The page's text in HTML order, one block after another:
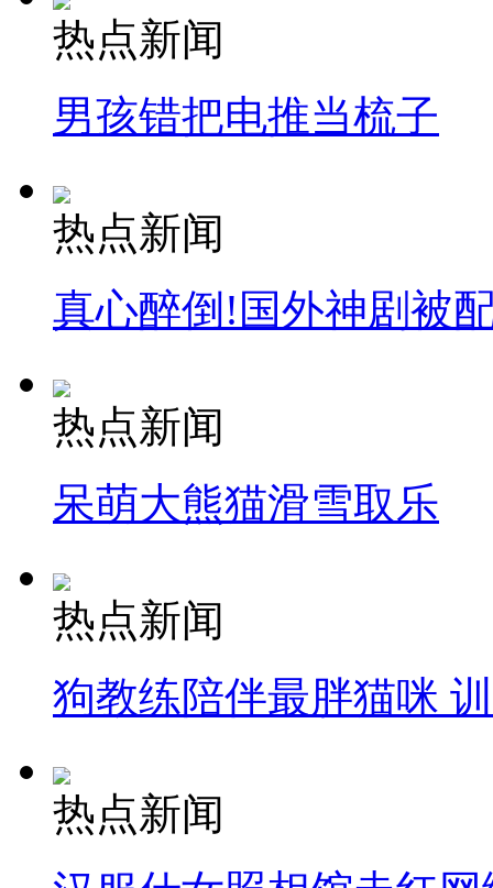
热点新闻
男孩错把电推当梳子
热点新闻
真心醉倒!国外神剧被
热点新闻
呆萌大熊猫滑雪取乐
热点新闻
狗教练陪伴最胖猫咪
热点新闻